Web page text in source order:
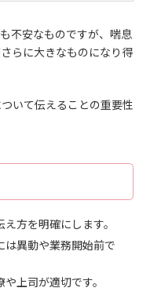
不安なものですが、喘息
らに大きなものになり得
いて伝えることの重要性
方を明確にします。
は異動や業務開始前で
上司が適切です。